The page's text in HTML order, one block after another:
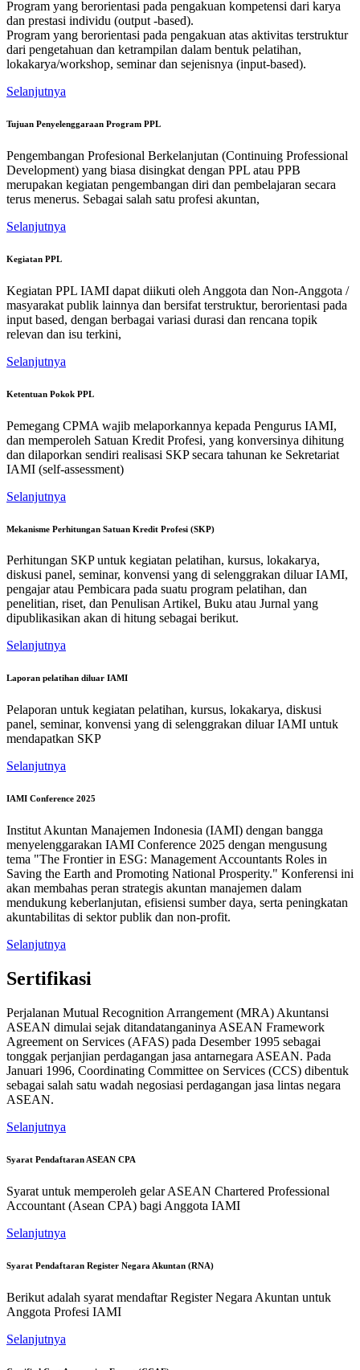
Program yang berorientasi pada pengakuan kompetensi dari karya
dan prestasi individu (output -based).
Program yang berorientasi pada pengakuan atas aktivitas terstruktur
dari pengetahuan dan ketrampilan dalam bentuk pelatihan,
lokakarya/workshop, seminar dan sejenisnya (input-based).
Selanjutnya
Tujuan Penyelenggaraan Program PPL
Pengembangan Profesional Berkelanjutan (Continuing Professional
Development) yang biasa disingkat dengan PPL atau PPB
merupakan kegiatan pengembangan diri dan pembelajaran secara
terus menerus. Sebagai salah satu profesi akuntan,
Selanjutnya
Kegiatan PPL
Kegiatan PPL IAMI dapat diikuti oleh Anggota dan Non-Anggota /
masyarakat publik lainnya dan bersifat terstruktur, berorientasi pada
input based, dengan berbagai variasi durasi dan rencana topik
relevan dan isu terkini,
Selanjutnya
Ketentuan Pokok PPL
Pemegang CPMA wajib melaporkannya kepada Pengurus IAMI,
dan memperoleh Satuan Kredit Profesi, yang konversinya dihitung
dan dilaporkan sendiri realisasi SKP secara tahunan ke Sekretariat
IAMI (self-assessment)
Selanjutnya
Mekanisme Perhitungan Satuan Kredit Profesi (SKP)
Perhitungan SKP untuk kegiatan pelatihan, kursus, lokakarya,
diskusi panel, seminar, konvensi yang di selenggrakan diluar IAMI,
pengajar atau Pembicara pada suatu program pelatihan, dan
penelitian, riset, dan Penulisan Artikel, Buku atau Jurnal yang
dipublikasikan akan di hitung sebagai berikut.
Selanjutnya
Laporan pelatihan diluar IAMI
Pelaporan untuk kegiatan pelatihan, kursus, lokakarya, diskusi
panel, seminar, konvensi yang di selenggrakan diluar IAMI untuk
mendapatkan SKP
Selanjutnya
IAMI Conference 2025
Institut Akuntan Manajemen Indonesia (IAMI) dengan bangga
menyelenggarakan IAMI Conference 2025 dengan mengusung
tema "The Frontier in ESG: Management Accountants Roles in
Saving the Earth and Promoting National Prosperity." Konferensi ini
akan membahas peran strategis akuntan manajemen dalam
mendukung keberlanjutan, efisiensi sumber daya, serta peningkatan
akuntabilitas di sektor publik dan non-profit.
Selanjutnya
Sertifikasi
Perjalanan Mutual Recognition Arrangement (MRA) Akuntansi
ASEAN dimulai sejak ditandatanganinya ASEAN Framework
Agreement on Services (AFAS) pada Desember 1995 sebagai
tonggak perjanjian perdagangan jasa antarnegara ASEAN. Pada
Januari 1996, Coordinating Committee on Services (CCS) dibentuk
sebagai salah satu wadah negosiasi perdagangan jasa lintas negara
ASEAN.
Selanjutnya
Syarat Pendaftaran ASEAN CPA
Syarat untuk memperoleh gelar ASEAN Chartered Professional
Accountant (Asean CPA) bagi Anggota IAMI
Selanjutnya
Syarat Pendaftaran Register Negara Akuntan (RNA)
Berikut adalah syarat mendaftar Register Negara Akuntan untuk
Anggota Profesi IAMI
Selanjutnya